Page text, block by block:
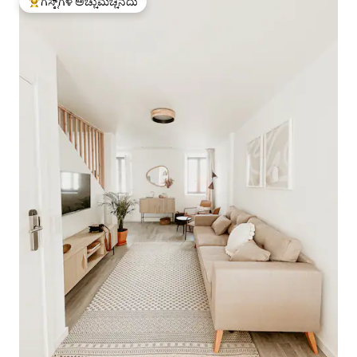
ಗೆಸ್ಟ್‌ಗಳಿಗೆ ಅತಿ ಹೆಚ್ಚು ಅಚ್ಚುಮೆಚ್ಚಿನದು